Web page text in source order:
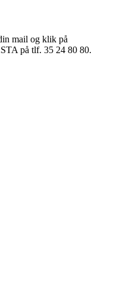
mail og klik på
på tlf. 35 24 80 80.